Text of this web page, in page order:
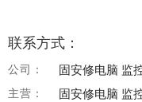
联系方式：
公司： 固安修电脑 监
主营：
固安修电脑 监